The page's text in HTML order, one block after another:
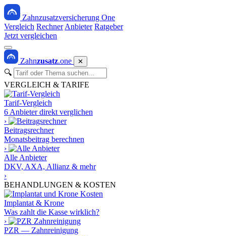
Zahnzusatzversicherung One
Vergleich Rechner Anbieter Ratgeber
Jetzt vergleichen
Zahnzusatz.one ✕
🔍
VERGLEICH & TARIFE
Tarif-Vergleich
6 Anbieter direkt verglichen
›
Beitragsrechner
Monatsbeitrag berechnen
›
Alle Anbieter
DKV, AXA, Allianz & mehr
›
BEHANDLUNGEN & KOSTEN
Implantat & Krone
Was zahlt die Kasse wirklich?
›
PZR — Zahnreinigung